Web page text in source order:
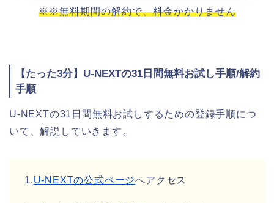
※※無料期間の解約で、料金かかりません
【たった3分】U-NEXTの31日間無料お試し手順/解約
手順
U-NEXTの31日間無料お試しするための登録手順につ
いて、解説していきます。
1.U-NEXTの公式ページへアクセス